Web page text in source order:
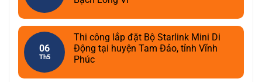
06
Th5
Thi công lắp đặt Bộ Starlink Mini Di
Động tại huyện Tam Đảo, tỉnh Vĩnh
Phúc